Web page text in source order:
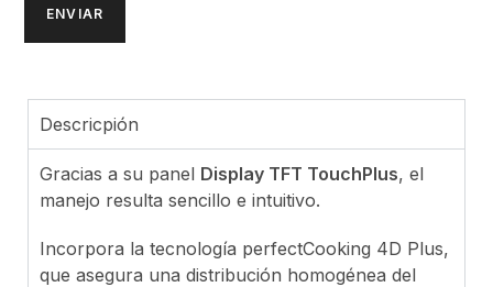
Descricpión
Gracias a su panel Display TFT TouchPlus, el
manejo resulta sencillo e intuitivo.
Incorpora la tecnología perfectCooking 4D Plus,
que asegura una distribución homogénea del